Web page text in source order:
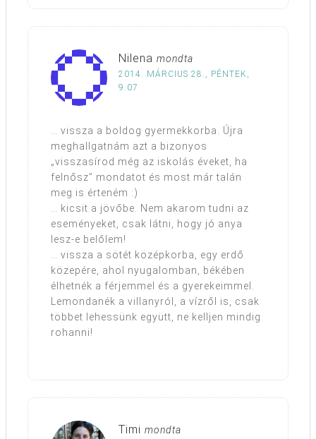
Nilena mondta
2014. MÁRCIUS 28., PÉNTEK,
9:07
… vissza a boldog gyermekkorba. Újra
meghallgatnám azt a bizonyos
„visszasírod még az iskolás éveket, ha
felnősz” mondatot és most már talán
meg is érteném :)
… kicsit a jövőbe. Nem akarom tudni az
eseményeket, csak látni, hogy jó anya
lesz-e belőlem!
… vissza a sötét középkorba, egy erdő
közepére, ahol nyugalomban, békében
élhetnék a férjemmel és a gyerekeimmel.
Lemondanék a villanyról, a vízről is, csak
többet lehessünk együtt, ne kelljen mindig
rohanni!
Timi mondta